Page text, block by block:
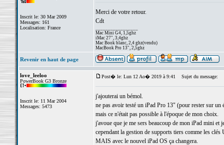
Inscrit le: 30 Mar 2009
Messages: 161
Localisation: France
Merci de votre retour.
Cdt
Mac Mini G4, 1,5ghz
iMac 27", 3,4ghz
Mac Book blanc, 2,4 ghz(vendu)
MacBook Pro 13", 2,5ghz
Revenir en haut de page
love_leeloo
PowerBook G3 Bronze
Inscrit le: 11 Mar 2004
Messages: 5473
Post� le: Lun 12 Ao� 2019 à 9:41 Sujet du message:
j'ajouterai un bémol.
ne pas avoir testé un iPad Pro 13" (pour rester sur
mais ce n'était pas possible à l'époque de mon choix.
j'avoue que je me sers beaucoup de mon iPad mini et
cependant la gestion de supports tiers comme les clés
MAIS avec le nouvel iPad OS ça changera.